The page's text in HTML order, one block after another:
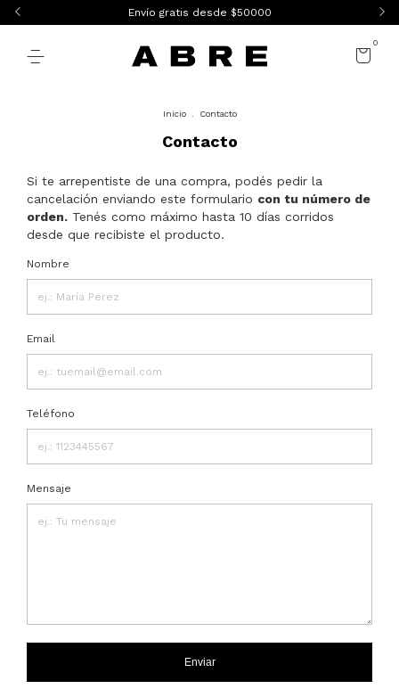
Envío gratis desde $50000
0
Inicio Contacto
Contacto
Si te arrepentiste de una compra, podés pedir la
cancelación enviando este formulario con tu número de
orden. Tenés como máximo hasta 10 días corridos
desde que recibiste el producto.
Nombre
Email
Teléfono
Mensaje
Enviar